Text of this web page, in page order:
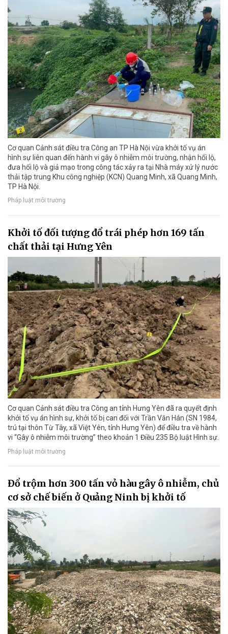
Cơ quan Cảnh sát điều tra Công an TP Hà Nội vừa khởi tố vụ án
hình sự liên quan đến hành vi gây ô nhiễm môi trường, nhận hối lộ,
đưa hối lộ và giả mạo trong công tác xảy ra tại Nhà máy xử lý nước
thải tập trung Khu công nghiệp (KCN) Quang Minh, xã Quang Minh,
TP Hà Nội.
Pháp luật môi trường
Khởi tố đối tượng đổ trái phép hơn 169 tấn
chất thải tại Hưng Yên
Cơ quan Cảnh sát điều tra Công an tỉnh Hưng Yên đã ra quyết định
khởi tố vụ án hình sự, khởi tố bị can đối với Trần Văn Hán (SN 1984,
trú tại thôn Từ Tây, xã Việt Yên, tỉnh Hưng Yên) để điều tra về hành
vi “Gây ô nhiễm môi trường” theo khoản 1 Điều 235 Bộ luật Hình sự.
Pháp luật môi trường
Đổ trộm hơn 300 tấn vỏ hàu gây ô nhiễm, chủ
cơ sở chế biến ở Quảng Ninh bị khởi tố